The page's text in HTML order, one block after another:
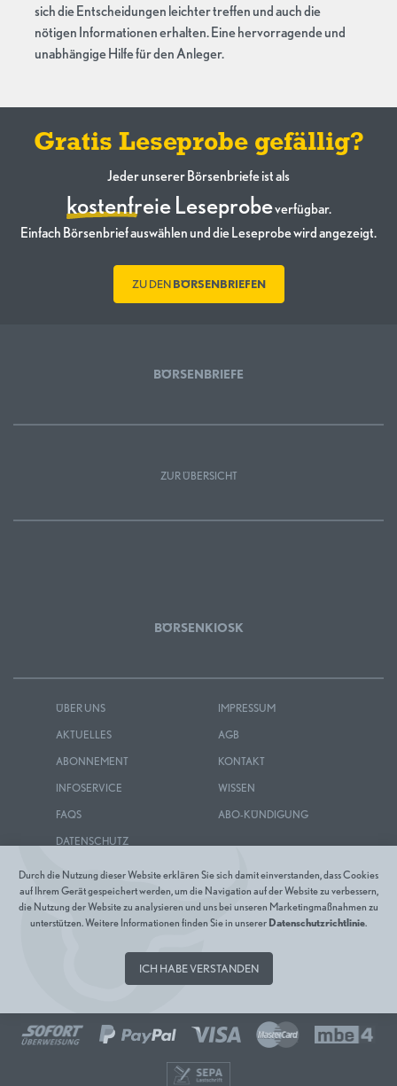
sich die Entscheidungen leichter treffen und auch die
nötigen Informationen erhalten. Eine hervorragende und
unabhängige Hilfe für den Anleger.
Gratis Leseprobe gefällig?
Jeder unserer Börsenbriefe ist als
kostenfreie Leseprobeverfügbar.
Einfach Börsenbrief auswählen und die Leseprobe wird angezeigt.
ZU DEN BÖRSENBRIEFEN
Durch die Nutzung dieser Website erklären Sie sich damit einverstanden, dass Cookies
auf Ihrem Gerät gespeichert werden, um die Navigation auf der Website zu verbessern,
die Nutzung der Website zu analysieren und uns bei unseren Marketingmaßnahmen zu
unterstützen. Weitere Informationen finden Sie in unserer Datenschutzrichtlinie.
ICH HABE VERSTANDEN
BÖRSENKIOSK
ÜBER UNS
AKTUELLES
ABONNEMENT
INFOSERVICE
FAQS
DATENSCHUTZ
IMPRESSUM
AGB
KONTAKT
WISSEN
ABO-KÜNDIGUNG
BÖRSENBRIEFE
ZUR ÜBERSICHT